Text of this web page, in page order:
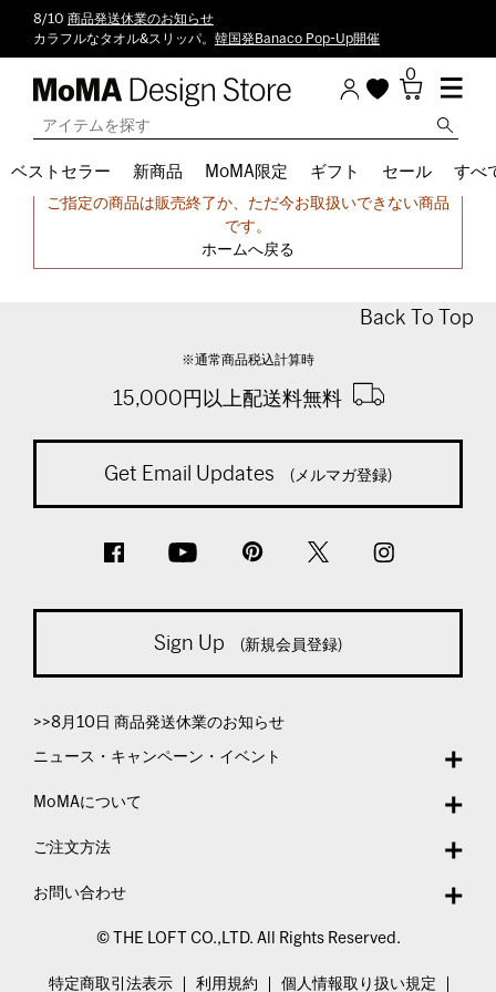
8/10 商品発送休業のお知らせ
カラフルなタオル&スリッパ。 韓国発Banaco Pop-Up開催
0
ベストセラー 新商品 MoMA限定 ギフト セール すべ
申し訳ございません。
ご指定の商品は販売終了か、ただ今お取扱いできない商品
です。
ホームへ戻る
Back To Top
※通常商品税込計算時
15,000円以上配送料無料
Get Email Updates (メルマガ登録)
Sign Up (新規会員登録)
>>8月10日 商品発送休業のお知らせ
ニュース・キャンペーン・イベント
MoMAについて
ご注文方法
お問い合わせ
© THE LOFT CO.,LTD. All Rights Reserved.
特定商取引法表示 利用規約 個人情報取り扱い規定